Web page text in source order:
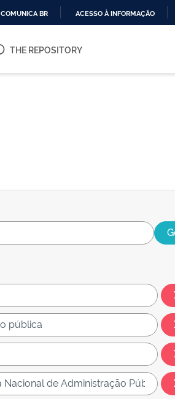
O
COMUNICA BR ACESSO À INFORMAÇÃO
THE REPOSITORY